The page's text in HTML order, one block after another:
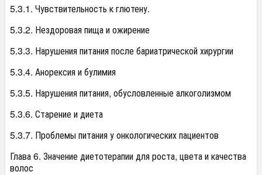
5.3.1. Чувствительность к глютену.
5.3.2. Нездоровая пища и ожирение
5.3.3. Нарушения питания после бариатрической хирургии
5.3.4. Анорексия и булимия
5.3.5. Нарушения питания, обусловленные алкоголизмом
5.3.6. Старение и диета
5.3.7. Проблемы питания у онкологических пациентов
Глава 6. Значение диетотерапии для роста, цвета и качества
волос